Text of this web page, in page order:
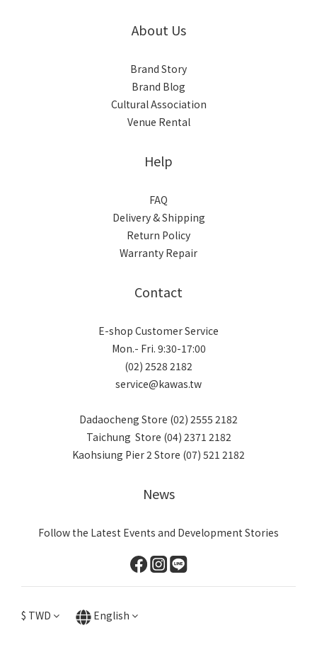
About Us
Brand Story
Brand Blog
Cultural Association
Venue Rental
Help
FAQ
Delivery & Shipping
Return Policy
Warranty Repair
Contact
E-shop Customer Service
Mon.- Fri. 9:30-17:00
(02) 2528 2182
service@kawas.tw
Dadaocheng Store (02) 2555 2182
Taichung Store (04) 2371 2182
Kaohsiung Pier 2 Store (07) 521 2182
News
Follow the Latest Events and Development Stories
$ TWD English